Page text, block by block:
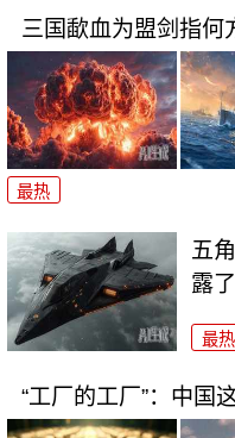
三国歃血为盟剑指何
最热
五
露
最热
“工厂的工厂”：中国